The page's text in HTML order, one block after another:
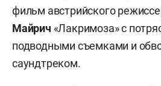
фильм австрийского
Майрич «Лакримоза» с
подводными съемками и
саундтреком.